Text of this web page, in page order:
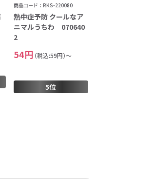
コースター
キッチングッズその他
ホイッスル
マスク除菌液
ひんやりグッズ
冬のノベルティ
商品コード：RKS-220080
熱中症予防 クールなア
ニマルうちわ 070640
2
54円 （税込:59円）～
5位